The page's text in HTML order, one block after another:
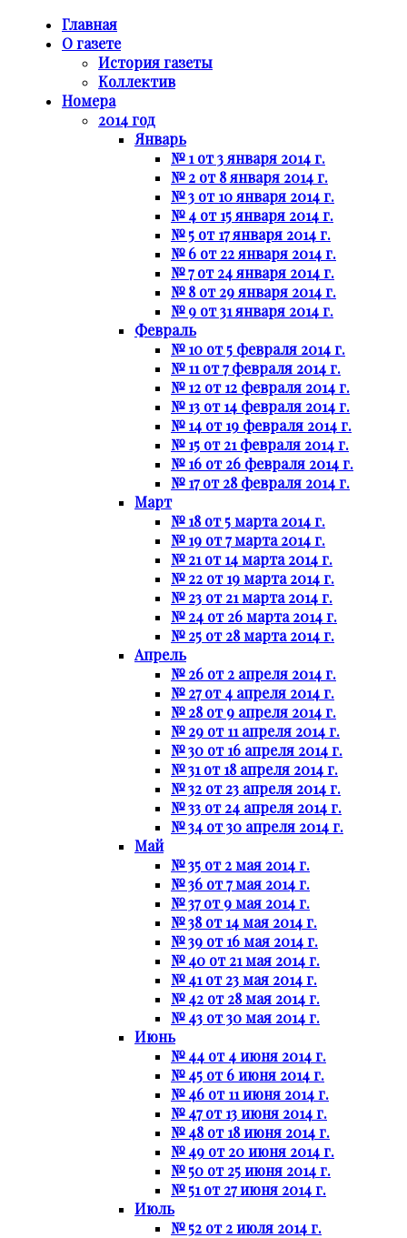
Главная
О газете
История газеты
Коллектив
Номера
2014 год
Январь
№ 1 от 3 января 2014 г.
№ 2 от 8 января 2014 г.
№ 3 от 10 января 2014 г.
№ 4 от 15 января 2014 г.
№ 5 от 17 января 2014 г.
№ 6 от 22 января 2014 г.
№ 7 от 24 января 2014 г.
№ 8 от 29 января 2014 г.
№ 9 от 31 января 2014 г.
Февраль
№ 10 от 5 февраля 2014 г.
№ 11 от 7 февраля 2014 г.
№ 12 от 12 февраля 2014 г.
№ 13 от 14 февраля 2014 г.
№ 14 от 19 февраля 2014 г.
№ 15 от 21 февраля 2014 г.
№ 16 от 26 февраля 2014 г.
№ 17 от 28 февраля 2014 г.
Март
№ 18 от 5 марта 2014 г.
№ 19 от 7 марта 2014 г.
№ 21 от 14 марта 2014 г.
№ 22 от 19 марта 2014 г.
№ 23 от 21 марта 2014 г.
№ 24 от 26 марта 2014 г.
№ 25 от 28 марта 2014 г.
Апрель
№ 26 от 2 апреля 2014 г.
№ 27 от 4 апреля 2014 г.
№ 28 от 9 апреля 2014 г.
№ 29 от 11 апреля 2014 г.
№ 30 от 16 апреля 2014 г.
№ 31 от 18 апреля 2014 г.
№ 32 от 23 апреля 2014 г.
№ 33 от 24 апреля 2014 г.
№ 34 от 30 апреля 2014 г.
Май
№ 35 от 2 мая 2014 г.
№ 36 от 7 мая 2014 г.
№ 37 от 9 мая 2014 г.
№ 38 от 14 мая 2014 г.
№ 39 от 16 мая 2014 г.
№ 40 от 21 мая 2014 г.
№ 41 от 23 мая 2014 г.
№ 42 от 28 мая 2014 г.
№ 43 от 30 мая 2014 г.
Июнь
№ 44 от 4 июня 2014 г.
№ 45 от 6 июня 2014 г.
№ 46 от 11 июня 2014 г.
№ 47 от 13 июня 2014 г.
№ 48 от 18 июня 2014 г.
№ 49 от 20 июня 2014 г.
№ 50 от 25 июня 2014 г.
№ 51 от 27 июня 2014 г.
Июль
№ 52 от 2 июля 2014 г.